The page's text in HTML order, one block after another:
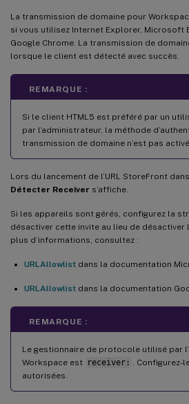
La transmission de domaine pour
si vous utilisez Internet Explorer, Microsoft
Google Chrome. La transmission de
lorsque le client est détecté avec succès.
REMARQUE :
Si le client HTML5 est préféré par un
par l’administrateur, la méthode
transmission de domaine n’est pas
Lors du lancement de l’URL StoreFront
Détecter Receiver s’affiche.
Si les appareils sont gérés, configurez la
désactiver cette invite au lieu de
plus d’informations, consultez :
URLAllowlist dans la documentation
URLAllowlist dans la documentation
REMARQUE :
Le gestionnaire de protocole utilisé par
Workspace est receiver:
. Configurez-
autorisées.